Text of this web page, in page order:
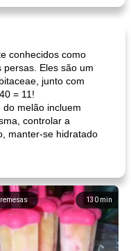
conhecidos como
persas. Eles são um
junto com
= 11!
melão incluem
controlar a
manter-se hidratado
130 min